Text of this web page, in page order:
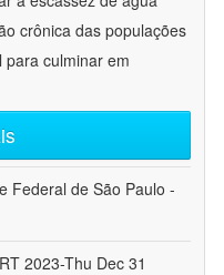
crônica das populações
culminar em
Federal de São Paulo -
2023-Thu Dec 31